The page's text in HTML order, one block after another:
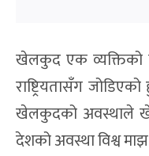
खेलकुद एक व्यक्तिको
राष्ट्रियतासँग
खेलकुदको अवस्थाले
देशको अवस्था विश्व